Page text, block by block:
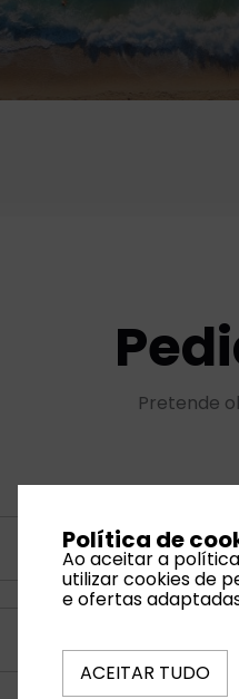
Pretende
Política de
Ao aceitar a
utilizar cookies de
e ofertas
ACEITAR TUDO